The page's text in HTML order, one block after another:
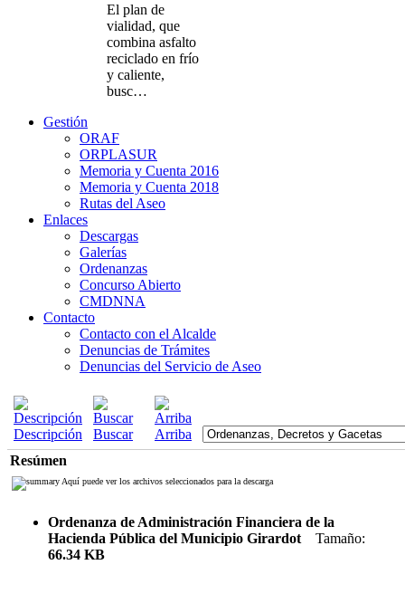
El plan de
vialidad, que
combina asfalto
reciclado en frío
y caliente,
busc…
Gestión
ORAF
ORPLASUR
Memoria y Cuenta 2016
Memoria y Cuenta 2018
Rutas del Aseo
Enlaces
Descargas
Galerías
Ordenanzas
Concurso Abierto
CMDNNA
Contacto
Contacto con el Alcalde
Denuncias de Trámites
Denuncias del Servicio de Aseo
Descripción Buscar
Arriba
Resúmen
Aquí puede ver los archivos seleccionados para la descarga
Ordenanza de Administración Financiera de la
Hacienda Pública del Municipio Girardot Tamaño:
66.34 KB